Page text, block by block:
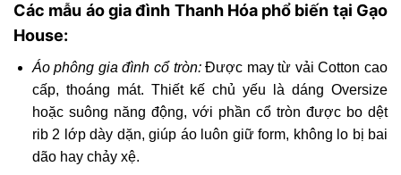
Các mẫu áo gia đình Thanh Hóa phổ biến tại Gạo
House:
Áo phông gia đình cổ tròn:Được may từ vải Cotton cao
cấp, thoáng mát. Thiết kế chủ yếu là dáng Oversize
hoặc suông năng động, với phần cổ tròn được bo dệt
rib 2 lớp dày dặn, giúp áo luôn giữ form, không lo bị bai
dão hay chảy xệ.